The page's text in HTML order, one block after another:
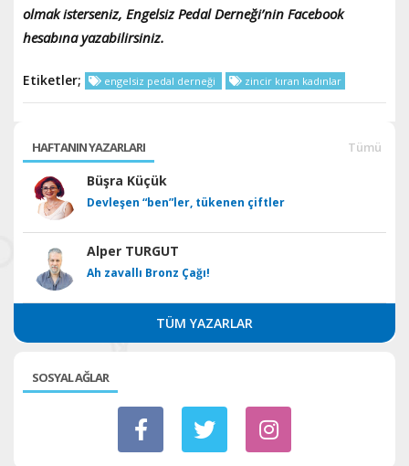
olmak isterseniz, Engelsiz Pedal Derneği’nin Facebook
hesabına yazabilirsiniz.
Etiketler; engelsiz pedal derneği zincir kıran kadınlar
HAFTANIN YAZARLARI Tümü
Büşra Küçük
Devleşen “ben”ler, tükenen çiftler
Alper TURGUT
Ah zavallı Bronz Çağı!
TÜM YAZARLAR
SOSYAL AĞLAR